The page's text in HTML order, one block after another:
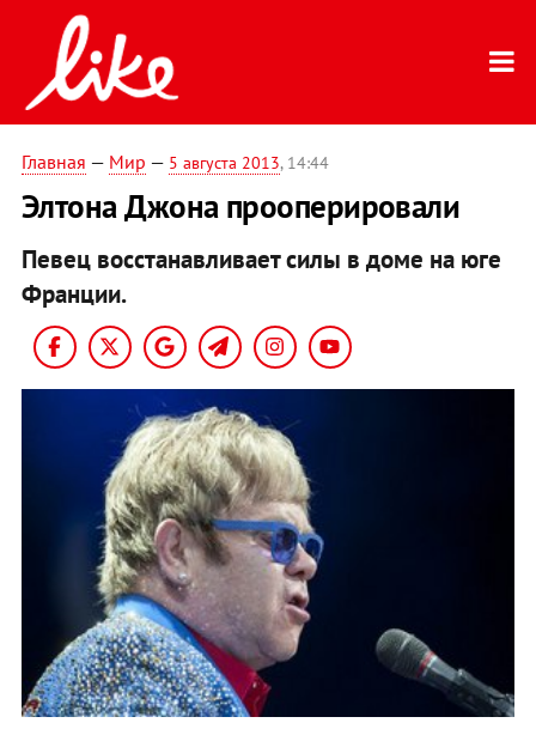
Главная — Мир — 5 августа 2013, 14:44
Элтона Джона прооперировали
Певец восстанавливает силы в доме на юге
Франции.